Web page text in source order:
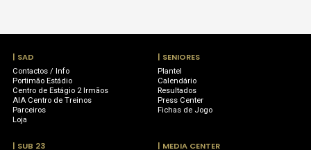
| SAD
Contactos / Info
Portimão Estádio
Centro de Estágio 2 Irmãos
AIA Centro de Treinos
Parceiros
Loja
| SENIORES
Plantel
Calendário
Resultados
Press Center
Fichas de Jogo
| SUB 23 | MEDIA CENTER